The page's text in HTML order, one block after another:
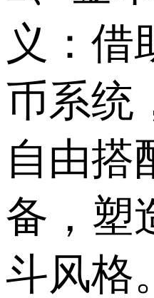
义：借
币系统
自由搭
备，塑
斗风格。